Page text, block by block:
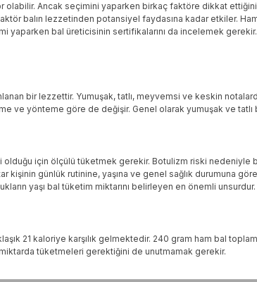
Ancak seçimini yaparken birkaç faktöre dikkat
balın lezzetinden potansiyel faydasına kadar etkiler.
bal üreticisinin sertifikalarını da incelemek
bir lezzettir. Yumuşak, tatlı, meyvemsi ve keskin
ve yönteme göre de değişir. Genel olarak yumuşak ve
olduğu için ölçülü tüketmek gerekir. Botulizm riski
kişinin günlük rutinine, yaşına ve genel sağlık durumuna
yaşı bal tüketim miktarını belirleyen en önemli unsurdur.
21 kaloriye karşılık gelmektedir. 240 gram ham bal
tüketmeleri gerektiğini de unutmamak gerekir.